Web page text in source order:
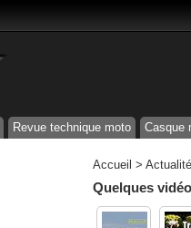
Revue technique moto Casque
Accueil >
Quelques